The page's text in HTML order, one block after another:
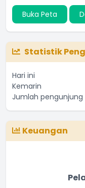
Buka Peta
Statistik
Hari ini
Kemarin
Jumlah pengunjung
Keuangan